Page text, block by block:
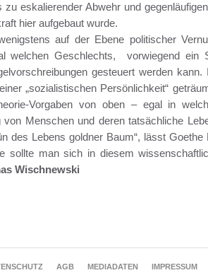
zu eskalierender Abwehr und
hier aufgebaut wurde.
auf der Ebene politischer
welchen Geschlechts, vorwiegend ein
gesteuert werden
„sozialistischen Persönlichkeit“
Vorgaben von oben – egal in
von Menschen und deren tatsächliche
des Lebens goldner Baum“, lässt
sollte man sich in diesem
Wischnewski
AGB MEDIADATEN IMPRESSUM